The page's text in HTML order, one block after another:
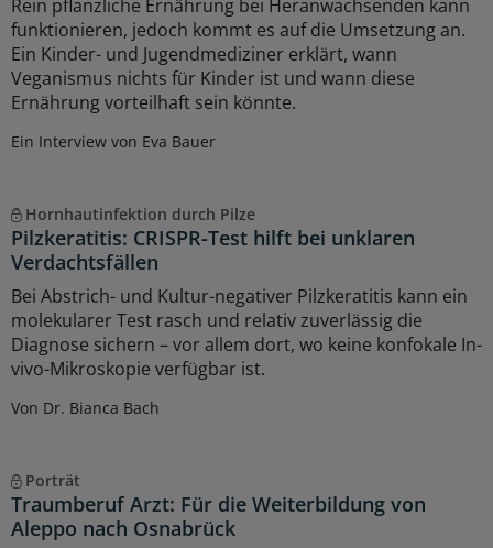
Rein pflanzliche Ernährung bei Heranwachsenden kann
funktionieren, jedoch kommt es auf die Umsetzung an.
Ein Kinder- und Jugendmediziner erklärt, wann
Veganismus nichts für Kinder ist und wann diese
Ernährung vorteilhaft sein könnte.
Ein Interview von Eva Bauer
Hornhautinfektion durch Pilze
Pilzkeratitis: CRISPR-Test hilft bei unklaren
Verdachtsfällen
Bei Abstrich- und Kultur-negativer Pilzkeratitis kann ein
molekularer Test rasch und relativ zuverlässig die
Diagnose sichern – vor allem dort, wo keine konfokale In-
vivo-Mikroskopie verfügbar ist.
Von Dr. Bianca Bach
Porträt
Traumberuf Arzt: Für die Weiterbildung von
Aleppo nach Osnabrück